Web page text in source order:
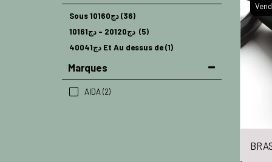
Sous10160دج(36)
10161دج - 20120دج (5)
40041دج Et Au dessus de(1)
Marques
AIDA (2)